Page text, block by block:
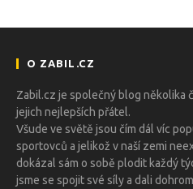
O ZABIL.CZ
Zabil.cz je společný blog několika
jejich nejlepších přátel.
Všude ve světě jsou čím dál víc
sportovců a jelikož v naší zemi
dokázal sám o sobě plodit každý
jsme se spojit své síly a dali